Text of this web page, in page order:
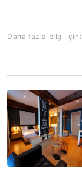
Daha fazla bilgi için: